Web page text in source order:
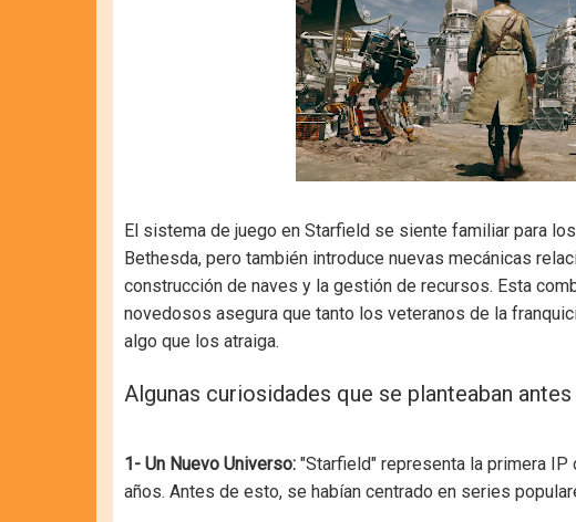
El sistema de juego en Starfield se siente familiar para
Bethesda, pero también introduce nuevas mecánicas
construcción de naves y la gestión de recursos. Esta
novedosos asegura que tanto los veteranos de la
algo que los atraiga.
Algunas curiosidades que se planteaban
1- Un Nuevo Universo: "Starfield" representa la primera
años. Antes de esto, se habían centrado en series